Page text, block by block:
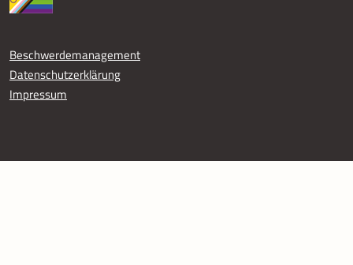
Fußzeile
Beschwerdemanagement
Datenschutzerklärung
Impressum